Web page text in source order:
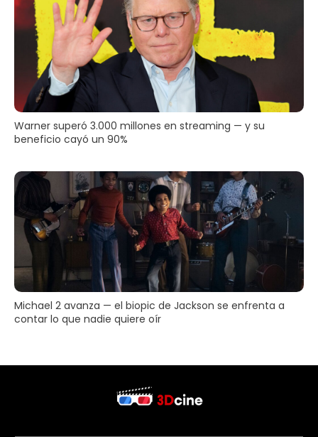
Warner superó 3.000 millones en streaming — y su
beneficio cayó un 90%
Michael 2 avanza — el biopic de Jackson se enfrenta a
contar lo que nadie quiere oír